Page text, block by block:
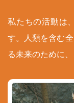
私たちの活動は
す。人類を含む
る未来のために